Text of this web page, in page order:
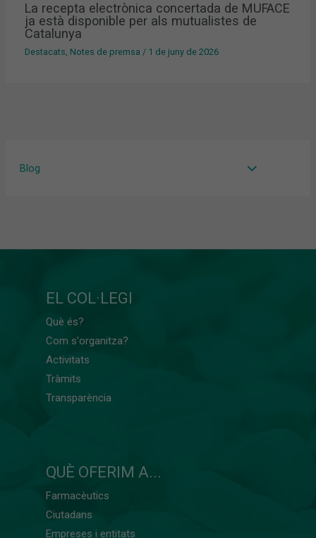
Blog
La recepta electrònica concertada de MUFACE
ja està disponible per als mutualistes de
Catalunya
Destacats Notes de premsa / 1 de juny de 2026
EL COL·LEGI
Què és?
Com s'organitza?
Activitats
Tràmits
Transparència
QUÈ OFERIM A...
Farmacèutics
Ciutadans
Empreses i entitats